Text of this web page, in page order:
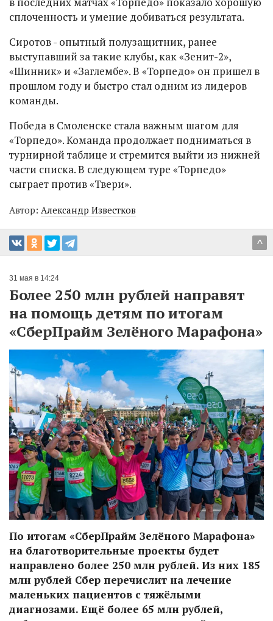
сплоченность и умение добиваться результата.
Сиротов - опытный полузащитник, ранее
выступавший за такие клубы, как «Зенит-2»,
«Шинник» и «Заглембе». В «Торпедо» он пришел в
прошлом году и быстро стал одним из лидеров
команды.
Победа в Смоленске стала важным шагом для
«Торпедо». Команда продолжает подниматься в
турнирной таблице и стремится выйти из нижней
части списка. В следующем туре «Торпедо»
сыграет против «Твери».
Автор: Александр Известков
^
31 мая в 14:24
Более 250 млн рублей направят
на помощь детям по итогам
«СберПрайм Зелёного Марафона»
По итогам «СберПрайм Зелёного Марафона»
на благотворительные проекты будет
направлено более 250 млн рублей. Из них 185
млн рублей Сбер перечислит на лечение
маленьких пациентов с тяжёлыми
диагнозами. Ещё более 65 млн рублей,